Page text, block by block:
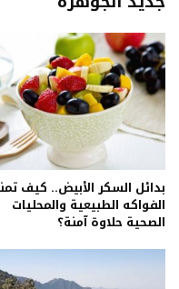
بدائل السكر الأبيض.. كيف
الفواكه الطبيعية والمحليات
الصحية حلاوة آمنة؟